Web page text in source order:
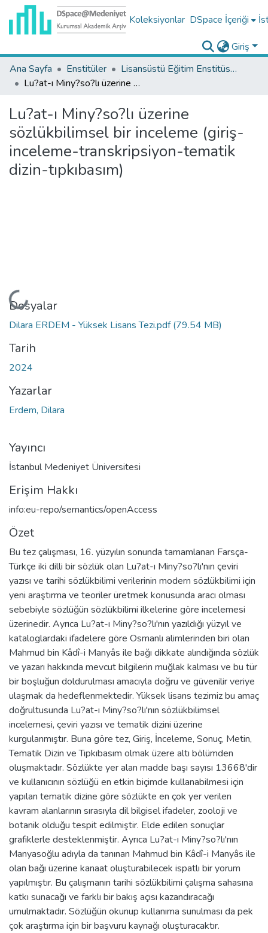
Koleksiyonlar DSpace İçeriği
Giriş
Ana Sayfa
Enstitüler
Lisansüstü Eğitim Enstitüsü Tez Koleksiyonu
Lu?at-ı Miny?so?lı üzerine sözlükbilimsel bir inceleme (giriş-inceleme-transkripsiyon-tematik dizin-tıpkıbasım)
Lu?at-ı Miny?so?lı üzerine
sözlükbilimsel bir inceleme (giriş-
inceleme-transkripsiyon-tematik
dizin-tıpkıbasım)
Yükleniyor...
Dosyalar
Dilara ERDEM - Yüksek Lisans Tezi.pdf(79.54 MB)
Tarih
2024
Yazarlar
Erdem, Dilara
Yayıncı
İstanbul Medeniyet Üniversitesi
Erişim Hakkı
info:eu-repo/semantics/openAccess
Özet
Bu tez çalışması, 16. yüzyılın sonunda tamamlanan Farsça-
Türkçe iki dilli bir sözlük olan Lu?at-ı Miny?so?lı'nın çeviri
yazısı ve tarihi sözlükbilimi verilerinin modern sözlükbilimi için
yeni araştırma ve teoriler üretmek konusunda aracı olması
sebebiyle sözlüğün sözlükbilimi ilkelerine göre incelemesi
üzerinedir. Ayrıca Lu?at-ı Miny?so?lı'nın yazıldığı yüzyıl ve
kataloglardaki ifadelere göre Osmanlı alimlerinden biri olan
Mahmud bin Kâdî-i Manyâs ile bağı dikkate alındığında sözlük
ve yazarı hakkında mevcut bilgilerin muğlak kalması ve bu tür
bir boşluğun doldurulması amacıyla doğru ve güvenilir veriye
ulaşmak da hedeflenmektedir. Yüksek lisans tezimiz bu amaç
doğrultusunda Lu?at-ı Miny?so?lı'nın sözlükbilimsel
incelemesi, çeviri yazısı ve tematik dizini üzerine
kurgulanmıştır. Buna göre tez, Giriş, İnceleme, Sonuç, Metin,
Tematik Dizin ve Tıpkıbasım olmak üzere altı bölümden
oluşmaktadır. Sözlükte yer alan madde başı sayısı 13668'dir
ve kullanıcının sözlüğü en etkin biçimde kullanabilmesi için
yapılan tematik dizine göre sözlükte en çok yer verilen
kavram alanlarının sırasıyla dil bilgisel ifadeler, zooloji ve
botanik olduğu tespit edilmiştir. Elde edilen sonuçlar
grafiklerle desteklenmiştir. Ayrıca Lu?at-ı Miny?so?lı'nın
Manyasoğlu adıyla da tanınan Mahmud bin Kâdî-i Manyâs ile
olan bağı üzerine kanaat oluşturabilecek ispatlı bir yorum
yapılmıştır. Bu çalışmanın tarihi sözlükbilimi çalışma sahasına
katkı sunacağı ve farklı bir bakış açısı kazandıracağı
umulmaktadır. Sözlüğün okunup kullanıma sunulması da pek
çok araştırma için bir başvuru kaynağı oluşturacaktır.